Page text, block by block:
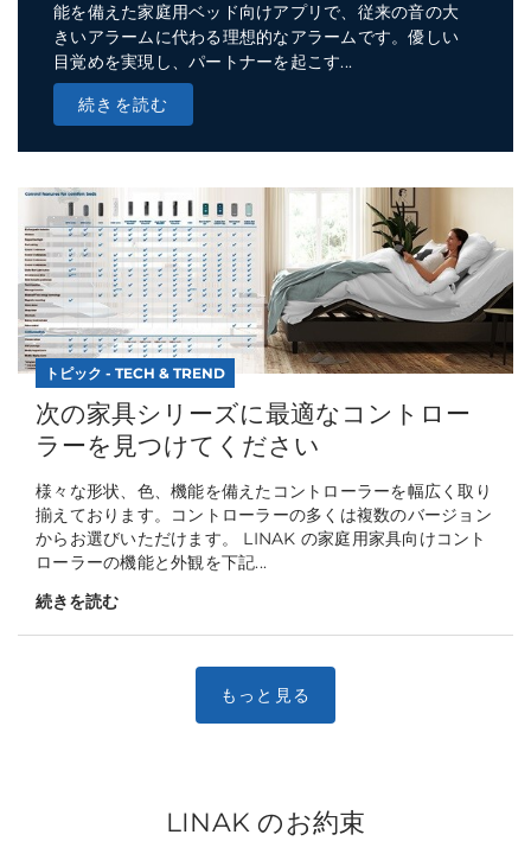
能を備えた家庭用ベッド向けアプリで、従来の音の大
きいアラームに代わる理想的なアラームです。優しい
目覚めを実現し、パートナーを起こす...
続きを読む
トピック - TECH & TREND
次の家具シリーズに最適なコントロー
ラーを見つけてください
様々な形状、色、機能を備えたコントローラーを幅広く取り
揃えております。コントローラーの多くは複数のバージョン
からお選びいただけます。 LINAK の家庭用家具向けコント
ローラーの機能と外観を下記...
続きを読む
LINAK のお約束